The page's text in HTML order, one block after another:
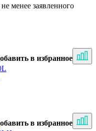
менее заявленного
в избранное
в избранное